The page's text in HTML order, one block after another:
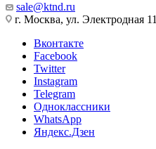
sale@ktnd.ru
г. Москва, ул. Электродная 11
Вконтакте
Facebook
Twitter
Instagram
Telegram
Одноклассники
WhatsApp
Яндекс.Дзен